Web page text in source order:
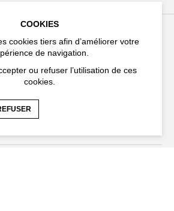
COOKIES
cookies tiers afin d’améliorer votre
de navigation.
ou refuser l’utilisation de ces
cookies.